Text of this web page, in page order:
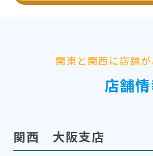
関東と関西に店舗が
店舗
関西 大阪支店